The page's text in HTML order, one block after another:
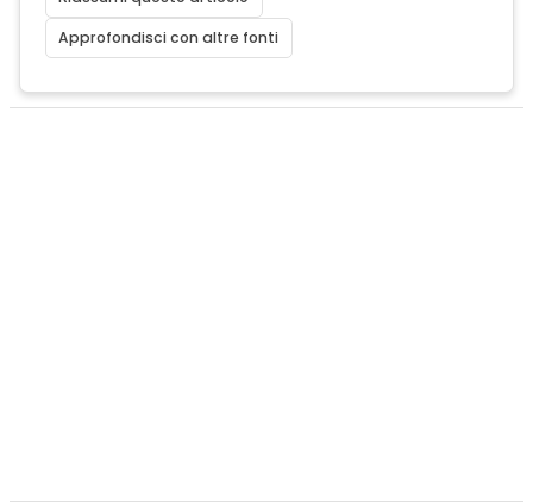
Approfondisci con altre fonti